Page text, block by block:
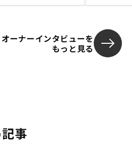
オーナーインタビューを
もっと見る
事